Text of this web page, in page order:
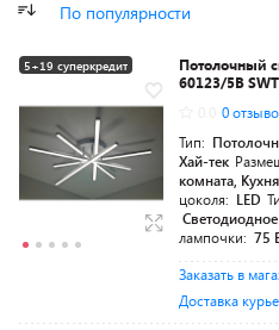
По популярности
5+19 суперкредит
Потолочный
60123/5B SWT
0
Тип:
Хай-тек
комната,
цоколя: LED
Светодиодное
лампочки: 75
Заказать в
Доставка